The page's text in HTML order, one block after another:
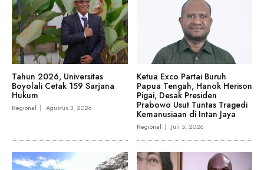
Tahun 2026, Universitas
Boyolali Cetak 159 Sarjana
Hukum
Regional Agustus 3, 2026
Ketua Exco Partai Buruh
Papua Tengah, Hanok Herison
Pigai, Desak Presiden
Prabowo Usut Tuntas Tragedi
Kemanusiaan di Intan Jaya
Regional Juli 5, 2026